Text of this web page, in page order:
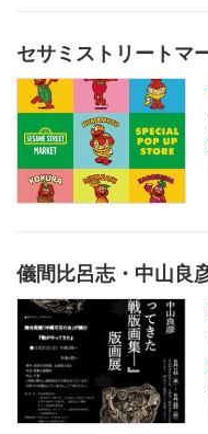
セサミストリートマ
儀間比呂志・中山良